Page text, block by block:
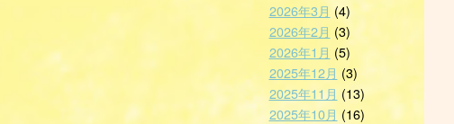
2026年3月 (4)
2026年2月 (3)
2026年1月 (5)
2025年12月 (3)
2025年11月 (13)
2025年10月 (16)